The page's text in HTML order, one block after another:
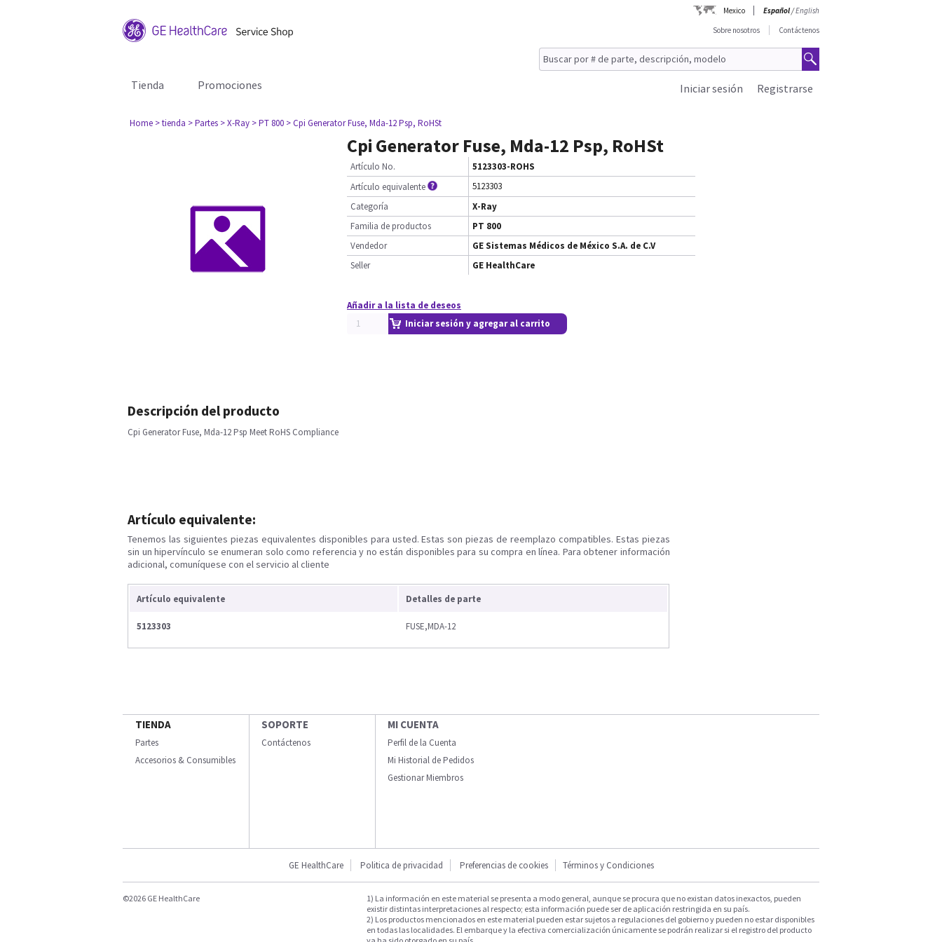
Mexico Español/English
Sobre nosotros
Contáctenos
Tienda Promociones Registrarse
Iniciar sesión
Home > tienda > Partes > X-Ray > PT 800 > Cpi Generator Fuse, Mda-12 Psp, RoHSt
Cpi Generator Fuse, Mda-12 Psp, RoHSt
Artículo No.
5123303-ROHS
Artículo equivalente
5123303
Categoría
X-Ray
Familia de productos
PT 800
Vendedor
GE Sistemas Médicos de México S.A. de C.V
Seller
GE HealthCare
Añadir a la lista de deseos
Iniciar sesión y agregar al carrito
Descripción del producto
Cpi Generator Fuse, Mda-12 Psp Meet RoHS Compliance
Artículo equivalente:
Tenemos las siguientes piezas equivalentes disponibles para usted. Estas son piezas de reemplazo compatibles. Estas piezas
sin un hipervínculo se enumeran solo como referencia y no están disponibles para su compra en línea. Para obtener información
adicional, comuníquese con el servicio al cliente
Artículo equivalente Detalles de parte
5123303 FUSE,MDA-12
TIENDA
Partes
Accesorios & Consumibles
SOPORTE
Contáctenos
MI CUENTA
Perfil de la Cuenta
Mi Historial de Pedidos
Gestionar Miembros
GE HealthCare Politica de privacidad Preferencias de cookies Términos y Condiciones
©2026 GE HealthCare
1) La información en este material se presenta a modo general, aunque se procura que no existan datos inexactos, pueden
existir distintas interpretaciones al respecto; esta información puede ser de aplicación restringida en su país.
2) Los productos mencionados en este material pueden estar sujetos a regulaciones del gobierno y pueden no estar disponibles
en todas las localidades. El embarque y la efectiva comercialización únicamente se podrán realizar si el registro del producto